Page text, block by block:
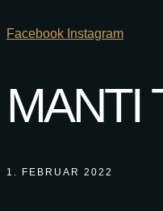
Facebook Instagram
MANTI
1. FEBRUAR 2022